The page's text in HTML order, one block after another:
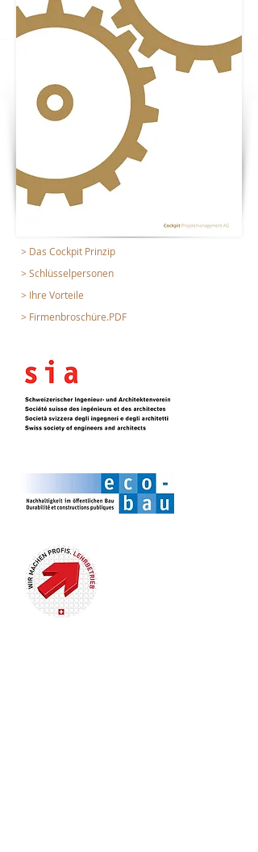
> Das Cockpit Prinzip
> Schlüsselpersonen
> Ihre Vorteile
> Firmenbroschüre.PDF